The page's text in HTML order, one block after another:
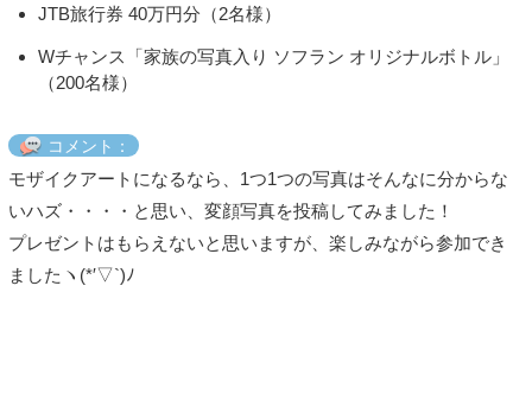
JTB旅行券 40万円分（2名様）
Wチャンス「家族の写真入り ソフラン オリジナルボトル」
（200名様）
コメント：
モザイクアートになるなら、1つ1つの写真はそんなに分からな
いハズ・・・・と思い、変顔写真を投稿してみました！
プレゼントはもらえないと思いますが、楽しみながら参加でき
ましたヽ(*′▽`)ﾉ